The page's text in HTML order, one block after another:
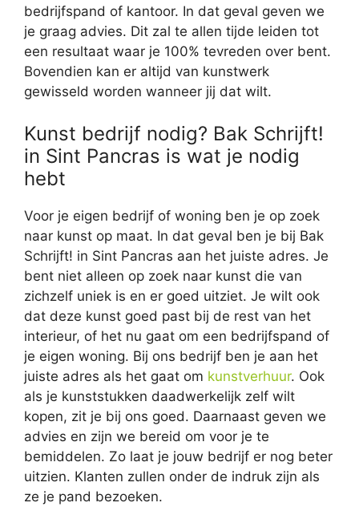
bedrijfspand of kantoor. In dat geval geven we
je graag advies. Dit zal te allen tijde leiden tot
een resultaat waar je 100% tevreden over bent.
Bovendien kan er altijd van kunstwerk
gewisseld worden wanneer jij dat wilt.
Kunst bedrijf nodig? Bak Schrijft!
in Sint Pancras is wat je nodig
hebt
Voor je eigen bedrijf of woning ben je op zoek
naar kunst op maat. In dat geval ben je bij Bak
Schrijft! in Sint Pancras aan het juiste adres. Je
bent niet alleen op zoek naar kunst die van
zichzelf uniek is en er goed uitziet. Je wilt ook
dat deze kunst goed past bij de rest van het
interieur, of het nu gaat om een bedrijfspand of
je eigen woning. Bij ons bedrijf ben je aan het
juiste adres als het gaat om kunstverhuur. Ook
als je kunststukken daadwerkelijk zelf wilt
kopen, zit je bij ons goed. Daarnaast geven we
advies en zijn we bereid om voor je te
bemiddelen. Zo laat je jouw bedrijf er nog beter
uitzien. Klanten zullen onder de indruk zijn als
ze je pand bezoeken.